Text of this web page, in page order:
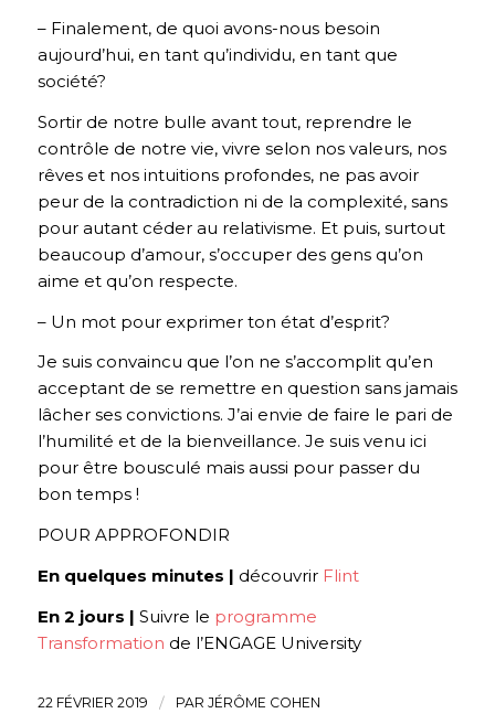
– Finalement, de quoi avons-nous besoin
aujourd’hui, en tant qu’individu, en tant que
société?
Sortir de notre bulle avant tout, reprendre le
contrôle de notre vie, vivre selon nos valeurs, nos
rêves et nos intuitions profondes, ne pas avoir
peur de la contradiction ni de la complexité, sans
pour autant céder au relativisme. Et puis, surtout
beaucoup d’amour, s’occuper des gens qu’on
aime et qu’on respecte.
– Un mot pour exprimer ton état d’esprit?
Je suis convaincu que l’on ne s’accomplit qu’en
acceptant de se remettre en question sans jamais
lâcher ses convictions. J’ai envie de faire le pari de
l’humilité et de la bienveillance. Je suis venu ici
pour être bousculé mais aussi pour passer du
bon temps !
POUR APPROFONDIR
En quelques minutes | découvrir Flint
En 2 jours | Suivre le programme
Transformation de l’ENGAGE University
22 FÉVRIER 2019 / PAR JÉRÔME COHEN